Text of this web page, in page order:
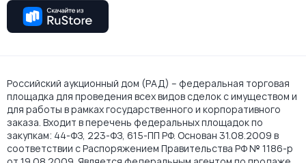
Российский аукционный дом (РАД) – федеральная торговая
площадка для проведения всех видов сделок с имуществом и
для работы в рамках государственного и корпоративного
заказа. Входит в перечень федеральных площадок по
закупкам: 44-ФЗ, 223-ФЗ, 615-ПП РФ. Основан 31.08.2009 в
соответствии с Распоряжением Правительства РФ № 1186-р